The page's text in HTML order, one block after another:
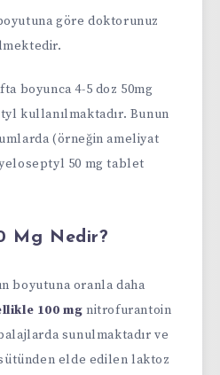
göre doktorunuz
boyunca 4-5 doz 50mg
kullanılmaktadır. Bunun
(örneğin ameliyat
50 mg tablet
Mg Nedir?
boyutuna oranla daha
100 mg nitrofurantoin
sunulmaktadır ve
elde edilen laktoz